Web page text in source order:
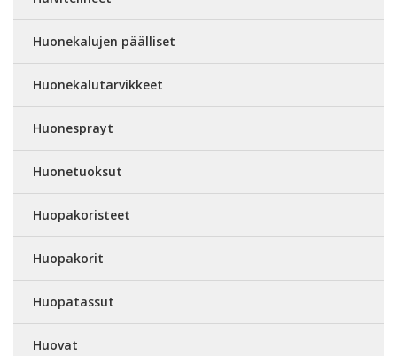
Huonekalujen päälliset
Huonekalutarvikkeet
Huonesprayt
Huonetuoksut
Huopakoristeet
Huopakorit
Huopatassut
Huovat